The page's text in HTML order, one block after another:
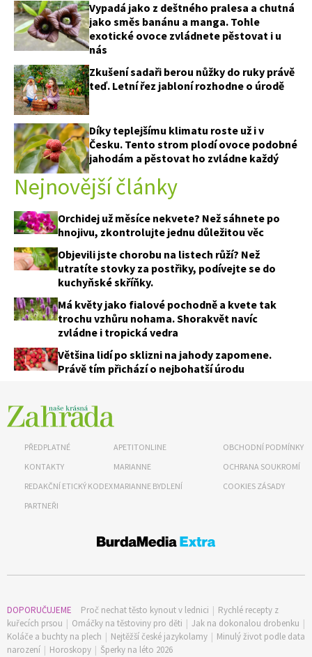
Vypadá jako z deštného pralesa a chutná
jako směs banánu a manga. Tohle
exotické ovoce zvládnete pěstovat i u
nás
Zkušení sadaři berou nůžky do ruky právě
teď. Letní řez jabloní rozhodne o úrodě
Díky teplejšímu klimatu roste už i v
Česku. Tento strom plodí ovoce podobné
jahodám a pěstovat ho zvládne každý
Nejnovější články
Orchidej už měsíce nekvete? Než sáhnete po
hnojivu, zkontrolujte jednu důležitou věc
Objevili jste chorobu na listech růží? Než
utratíte stovky za postřiky, podívejte se do
kuchyňské skříňky.
Má květy jako fialové pochodně a kvete tak
trochu vzhůru nohama. Shorakvět navíc
zvládne i tropická vedra
Většina lidí po sklizni na jahody zapomene.
Právě tím přichází o nejbohatší úrodu
PŘEDPLATNÉ
KONTAKTY
REDAKČNÍ ETICKÝ KODEX
PARTNEŘI
APETITONLINE
MARIANNE
MARIANNE BYDLENÍ
OBCHODNÍ PODMÍNKY
OCHRANA SOUKROMÍ
COOKIES ZÁSADY
DOPORUČUJEME Proč nechat těsto kynout v lednici | Rychlé recepty z
kuřecích prsou | Omáčky na těstoviny pro děti | Jak na dokonalou drobenku |
Koláče a buchty na plech | Nejtěžší české jazykolamy | Minulý život podle data
narození | Horoskopy | Šperky na léto 2026